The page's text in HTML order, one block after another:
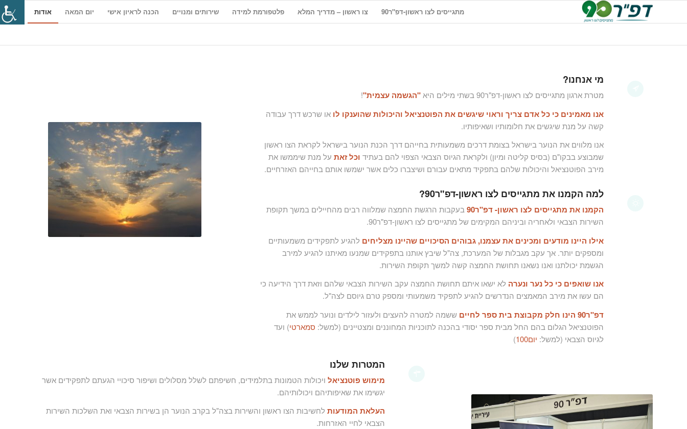
מתגייסים לצו ראשון-דפ"ר90 צו ראשון – מדריך המלא פלטפורמת למידה שירותים ומנויים הכנה לראיון אישי יום המאה אודות
מי אנחנו?
מטרת ארגון מתגייסים לצו ראשון-דפ"ר90 בשתי מילים היא "הגשמה עצמית"!
אנו מאמינים כי כל אדם צריך וראוי שיגשים את הפוטנציאל והיכולות שהוענקו לו או שרכש דרך עבודה
קשה על מנת שיגשים את חלומותיו ושאיפותיו.
אנו מלווים את הנוער בישראל בצומת דרכים משמעותית בחייהם דרך הכנת הנוער בישראל לקראת הצו ראשון
שמבוצע בבקו"ם (בסיס קליטה ומיון) ולקראת הגיוס הצבאי הצפוי להם בעתיד וכל זאת על מנת שיממשו את
מירב הפוטנציאל והיכולות שלהם בתפקיד מתאים עבורם ושיצברו כלים אשר ישמשו אותם בחייהם האזרחיים.
למה הקמנו את מתגייסים לצו ראשון-דפ"ר90?
הקמנו את מתגייסים לצו ראשון- דפ"ר90
בעקבות הרגשת החמצה שמלווה רבים מהחיילים במשך תקופת
השירות הצבאי ולאחריה וביניהם המקימים של מתגייסים לצו ראשון-דפ"ר90.
אילו היינו מודעים ומכינים את עצמנו, גבוהים הסיכויים שהיינו מצליחים להגיע לתפקידים משמעותיים
ומספקים יותר. אך עקב מגבלות של המערכת, צה"ל שיבץ אותנו בתפקידים שמנעו מאיתנו להגיע למירב
הגשמת יכולתנו ואנו נשאנו תחושת החמצה קשה למשך תקופת השירות.
אנו שואפים כי כל נער ונערה לא ישאו איתם תחושת החמצה עקב השירות הצבאי שלהם וזאת דרך הידיעה כי
הם עשו את מירב המאמצים הנדרשים להגיע לתפקיד משמעותי ומספק טרם גיוסם לצה"ל.
דפ"ר90 הינו חלק מקבוצת בית ספר לחיים
ששמה למטרה להעצים ולעזור לילדים ונוער לממש את
הפוטנציאל הגלום בהם החל מבית ספר יסודי בהכנה לתוכניות המחוננים ומצטיינים (למשל: סמארטי) ועד
לגיוס הצבאי (למשל: יום100 )
המטרות שלנו
מימוש פוטנציאלויכולות הטמונות בתלמידים, חשיפתם לשלל מסלולים ושיפור סיכויי הגעתם לתפקידים אשר
יגשימו את שאיפותיהם ויכולותיהם.
העלאת המודעותלחשיבות הצו ראשון והשירות בצה"ל בקרב הנוער הן בשירות הצבאי ואת השלכות השירות
הצבאי לחיי האזרחות.